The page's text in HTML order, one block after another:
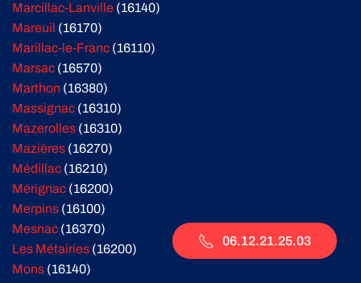
Marcillac-Lanville (16140)
Mareuil (16170)
Marillac-le-Franc (16110)
Marsac (16570)
Marthon (16380)
Massignac (16310)
Mazerolles (16310)
Mazières (16270)
Médillac (16210)
Mérignac (16200)
Merpins (16100)
Mesnac (16370)
Les Métairies (16200)
Mons (16140)
06.12.21.25.03